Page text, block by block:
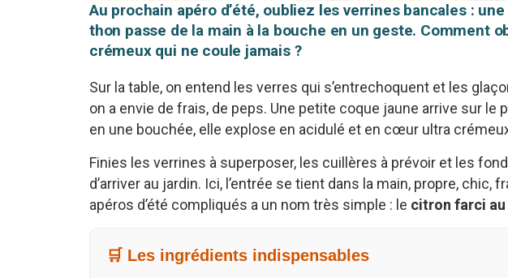
Au prochain apéro d’été, oubliez les verrines bancales :
thon passe de la main à la bouche en un geste. Comment
crémeux qui ne coule jamais ?
Sur la table, on entend les verres qui s’entrechoquent et les
on a envie de frais, de peps. Une petite coque jaune arrive sur le
en une bouchée, elle explose en acidulé et en cœur ultra
Finies les verrines à superposer, les cuillères à prévoir et les
d’arriver au jardin. Ici, l’entrée se tient dans la main, propre, chic,
apéros d’été compliqués a un nom très simple : le citron farci au
🛒 Les ingrédients indispensables